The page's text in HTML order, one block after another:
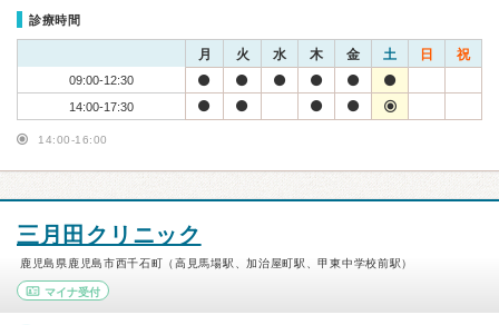
診療時間
月 火 水 木 金 土 日 祝
09:00-12:30
14:00-17:30
14:00-16:00
三月田クリニック
鹿児島県鹿児島市西千石町（高見馬場駅、加治屋町駅、甲東中学校前駅）
マイナ受付